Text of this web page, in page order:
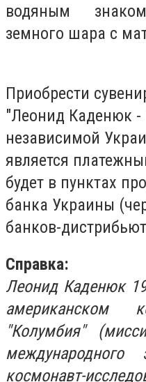
водяным
земного шара с
Приобрести
"Леонид Каденюк
независимой
является
будет в пунктах
банка Украины
банков-
Справка:
Леонид Каденюк
американском
"Колумбия"
международного
космонавт-